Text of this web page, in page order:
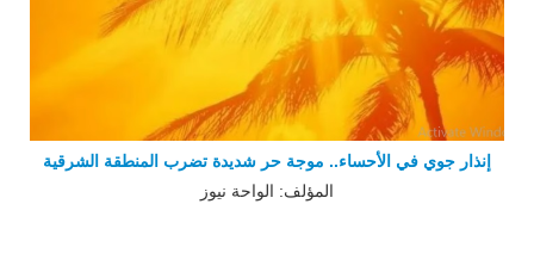
إنذار جوي في الأحساء.. موجة حر شديدة تضرب المنطقة الشرقية
المؤلف: الواحة نيوز